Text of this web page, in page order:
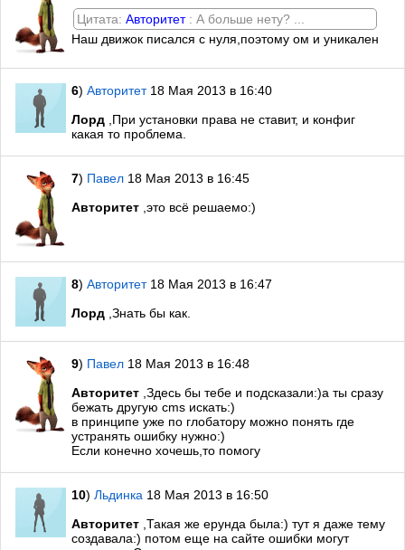
Цитата: Авторитет : А больше нету? ...
Наш движок писался с нуля,поэтому ом и уникален
6) Авторитет18 Мая 2013 в 16:40
Лорд ,При установки права не ставит, и конфиг
какая то проблема.
7) Павел 18 Мая 2013 в 16:45
Авторитет ,это всё решаемо:)
8) Авторитет18 Мая 2013 в 16:47
Лорд ,Знать бы как.
9) Павел 18 Мая 2013 в 16:48
Авторитет ,Здесь бы тебе и подсказали:)а ты сразу
бежать другую cms искать:)
в принципе уже по глобатору можно понять где
устранять ошибку нужно:)
Если конечно хочешь,то помогу
10) Льдинка 18 Мая 2013 в 16:50
Авторитет ,Такая же ерунда была:) тут я даже тему
создавала:) потом еще на сайте ошибки могут